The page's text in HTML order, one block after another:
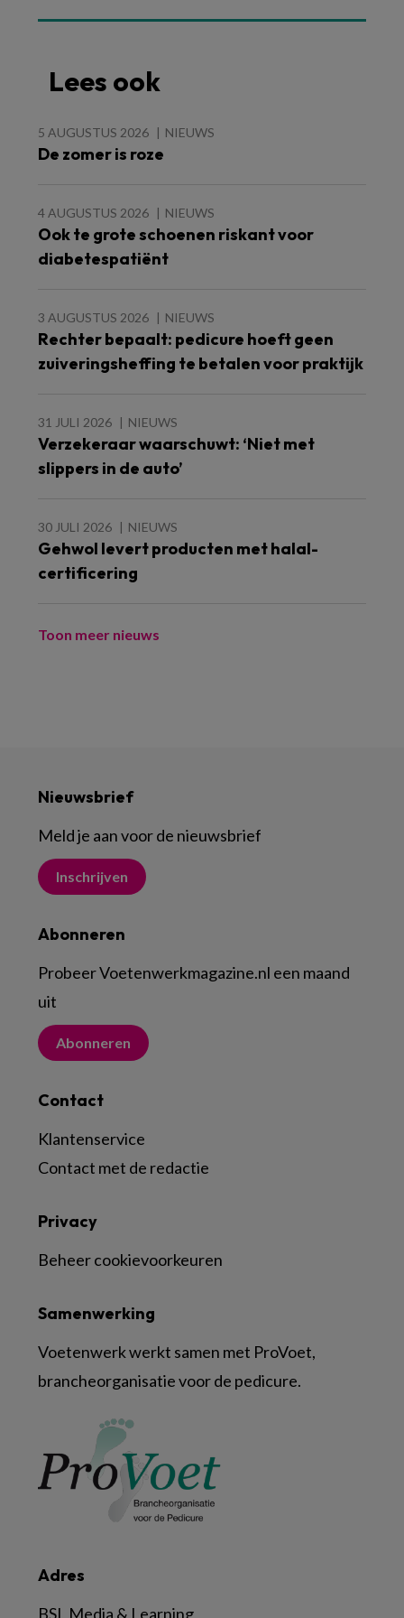
Lees ook
5 AUGUSTUS 2026 NIEUWS
De zomer is roze
4 AUGUSTUS 2026 NIEUWS
Ook te grote schoenen riskant voor
diabetespatiënt
3 AUGUSTUS 2026 NIEUWS
Rechter bepaalt: pedicure hoeft geen
zuiveringsheffing te betalen voor praktijk
31 JULI 2026 NIEUWS
Verzekeraar waarschuwt: ‘Niet met
slippers in de auto’
30 JULI 2026 NIEUWS
Gehwol levert producten met halal-
certificering
Toon meer nieuws
Nieuwsbrief
Meld je aan voor de nieuwsbrief
Inschrijven
Abonneren
Probeer Voetenwerkmagazine.nl een maand
uit
Abonneren
Contact
Klantenservice
Contact met de redactie
Adres
BSL Media & Learning
Samenwerking
Voetenwerk werkt samen met ProVoet,
brancheorganisatie voor de pedicure.
Privacy
Beheer cookievoorkeuren